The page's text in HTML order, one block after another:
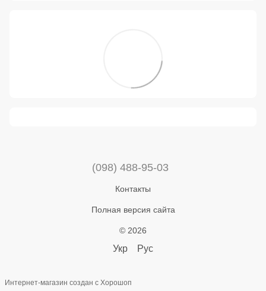
(098) 488-95-03
Контакты
Полная версия сайта
© 2026
Укр Рус
Интернет-магазин создан с Хорошоп